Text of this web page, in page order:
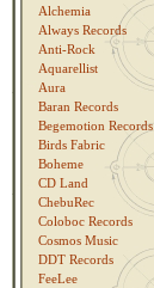
Alchemia
Always Records
Anti-Rock
Aquarellist
Aura
Baran Records
Begemotion Records
Birds Fabric
Boheme
CD Land
ChebuRec
Coloboc Records
Cosmos Music
DDT Records
FeeLee